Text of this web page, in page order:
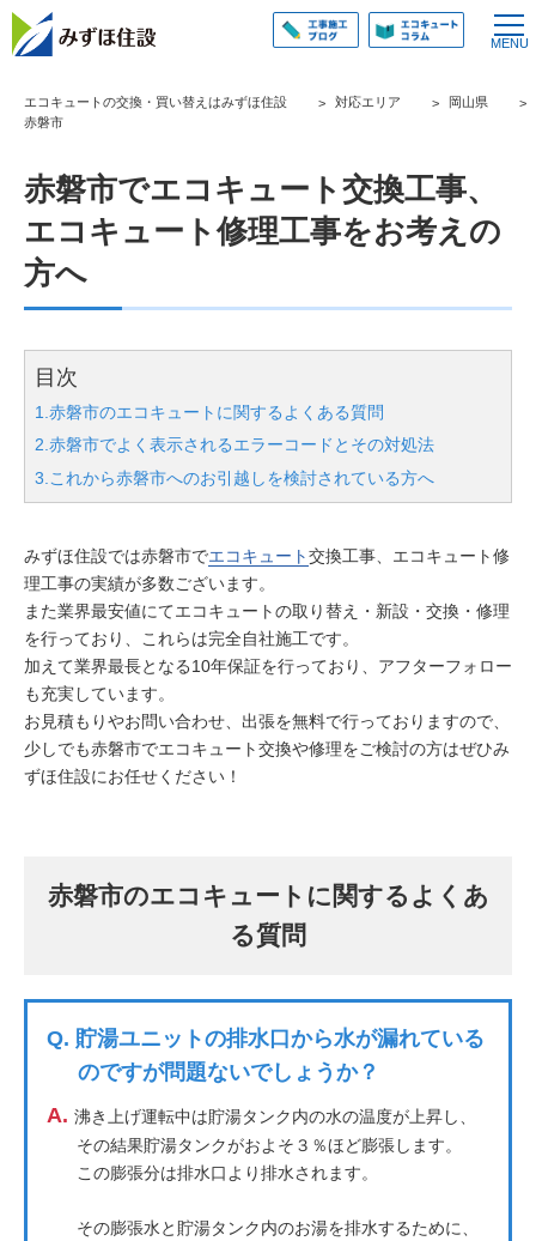
エコキュートの交換・買い替えはみずほ住設 対応エリア
岡山県
赤磐市
赤磐市でエコキュート交換工事、
エコキュート修理工事をお考えの
方へ
目次
1.赤磐市のエコキュートに関するよくある質問
2.赤磐市でよく表示されるエラーコードとその対処法
3.これから赤磐市へのお引越しを検討されている方へ
みずほ住設では赤磐市でエコキュート交換工事、エコキュート修
理工事の実績が多数ございます。
また業界最安値にてエコキュートの取り替え・新設・交換・修理
を行っており、これらは完全自社施工です。
加えて業界最長となる10年保証を行っており、アフターフォロー
も充実しています。
お見積もりやお問い合わせ、出張を無料で行っておりますので、
少しでも赤磐市でエコキュート交換や修理をご検討の方はぜひみ
ずほ住設にお任せください！
赤磐市のエコキュートに関するよくあ
る質問
Q. 貯湯ユニットの排水口から水が漏れている
のですが問題ないでしょうか？
A. 沸き上げ運転中は貯湯タンク内の水の温度が上昇し、
その結果貯湯タンクがおよそ３％ほど膨張します。
この膨張分は排水口より排水されます。
その膨張水と貯湯タンク内のお湯を排水するために、